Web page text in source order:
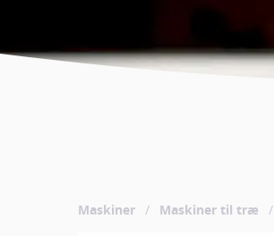
Maskiner / Maskiner til træ /